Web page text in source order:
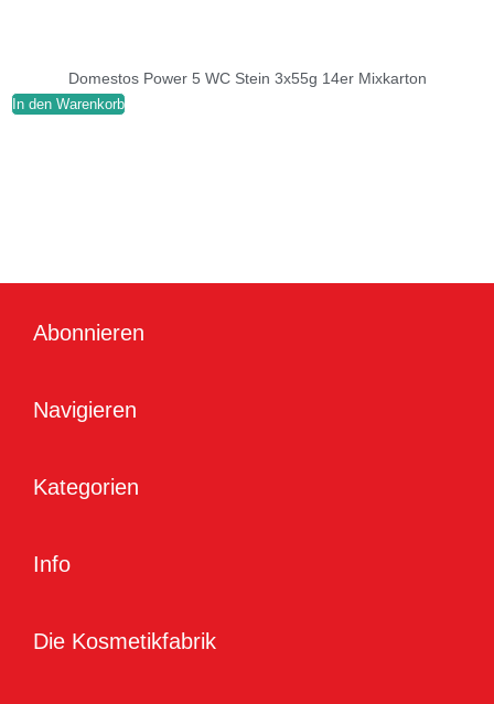
Domestos Power 5 WC Stein 3x55g 14er Mixkarton
In den Warenkorb
Abonnieren
Navigieren
Kategorien
Info
Die Kosmetikfabrik